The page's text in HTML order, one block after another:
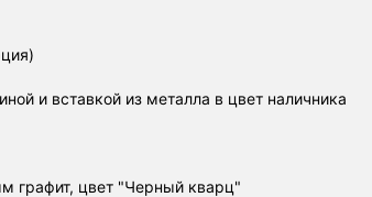
и вставкой из металла в цвет наличника
графит, цвет "Черный кварц"